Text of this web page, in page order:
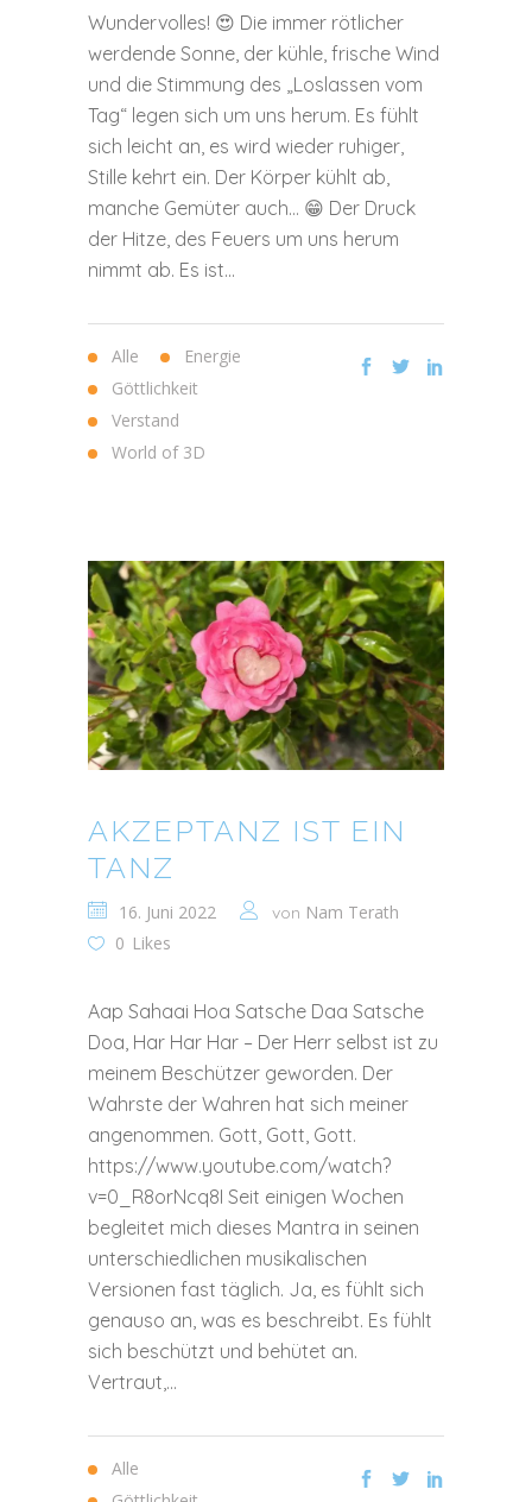
Wundervolles! 😍 Die immer rötlicher
werdende Sonne, der kühle, frische Wind
und die Stimmung des „Loslassen vom
Tag“ legen sich um uns herum. Es fühlt
sich leicht an, es wird wieder ruhiger,
Stille kehrt ein. Der Körper kühlt ab,
manche Gemüter auch… 😁 Der Druck
der Hitze, des Feuers um uns herum
nimmt ab. Es ist...
Alle
Energie
Göttlichkeit
Verstand
World of 3D
AKZEPTANZ IST EIN
TANZ
16. Juni 2022 von Nam Terath
0 Likes
Aap Sahaai Hoa Satsche Daa Satsche
Doa, Har Har Har – Der Herr selbst ist zu
meinem Beschützer geworden. Der
Wahrste der Wahren hat sich meiner
angenommen. Gott, Gott, Gott.
https://www.youtube.com/watch?
v=0_R8orNcq8I Seit einigen Wochen
begleitet mich dieses Mantra in seinen
unterschiedlichen musikalischen
Versionen fast täglich. Ja, es fühlt sich
genauso an, was es beschreibt. Es fühlt
sich beschützt und behütet an.
Vertraut,...
Alle